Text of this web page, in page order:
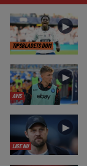
TIPSBLADETS DOM
►
AVIS
►
LIGE NU
►